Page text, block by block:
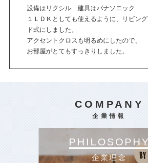
設備はリクシル 建具はパナソニック
１ＬＤＫとしても使えるように、リビン
ド式にしました。
アクセントクロスも明るめにしたので、
お部屋がとてもすっきりしました。
COMPANY
企業情報
企業理念